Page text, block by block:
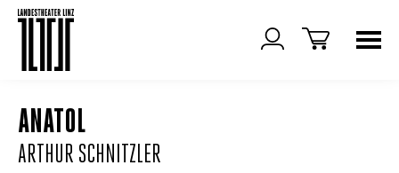
ANATOL
ARTHUR SCHNITZLER